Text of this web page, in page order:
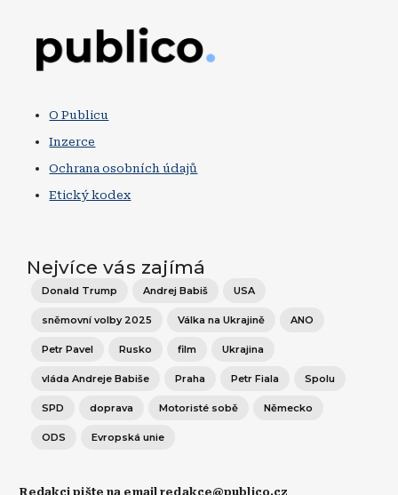
O Publicu
Inzerce
Ochrana osobních údajů
Etický kodex
Nejvíce vás zajímá
Donald Trump Andrej Babiš USA
sněmovní volby 2025 Válka na Ukrajině ANO
Petr Pavel Rusko film Ukrajina
vláda Andreje Babiše Praha Petr Fiala Spolu
SPD doprava Motoristé sobě Německo
ODS Evropská unie
Redakci pište na email redakce@publico.cz